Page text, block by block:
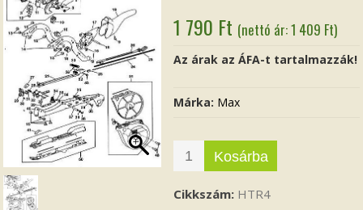
1 790 Ft (nettó ár:1 409 Ft)
Az árak az ÁFA-t tartalmazzák!
Márka: Max
Kosárba
Cikkszám: HTR4